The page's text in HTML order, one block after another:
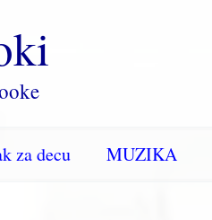
za decu MUZIKA